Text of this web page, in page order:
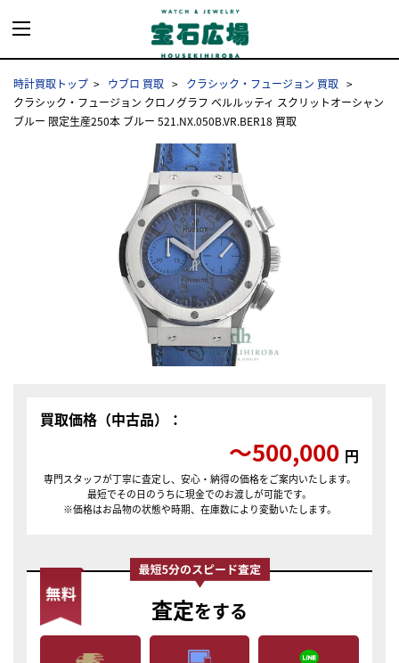
時計買取トップ ウブロ 買取
クラシック・フュージョン 買取
クラシック・フュージョン クロノグラフ ベルルッティ スクリットオーシャン
ブルー 限定生産250本 ブルー 521.NX.050B.VR.BER18 買取
買取価格（中古品）：
〜500,000 円
専門スタッフが丁寧に査定し、安心・納得の価格をご案内いたします。
最短でその日のうちに現金でのお渡しが可能です。
※価格はお品物の状態や時期、在庫数により変動いたします。
査定をする